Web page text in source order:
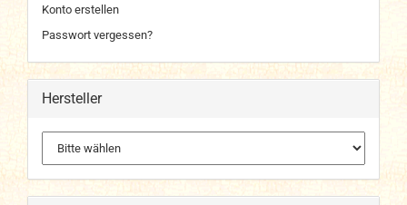
Konto erstellen
Passwort vergessen?
Hersteller